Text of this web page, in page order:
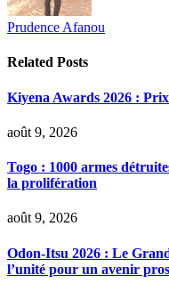
Prudence Afanou
Related Posts
Kiyena Awards 2026 :
août 9, 2026
Togo : 1000 armes
la prolifération
août 9, 2026
Odon-Itsu 2026 : Le
l’unité pour un avenir